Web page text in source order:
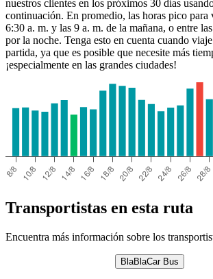
nuestros clientes en los próximos 30 días
continuación. En promedio, las horas pico para
6:30 a. m. y las 9 a. m. de la mañana, o entre
por la noche. Tenga esto en cuenta cuando
partida, ya que es posible que necesite más
¡especialmente en las grandes ciudades!
Transportistas en esta ruta
Encuentra más información sobre los
BlaBlaCar Bus